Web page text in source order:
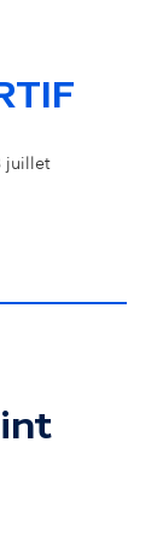
juillet
onglet)
onglet)
onglet)
nouvel